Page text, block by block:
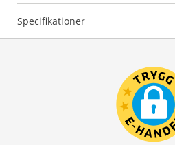
Specifikationer